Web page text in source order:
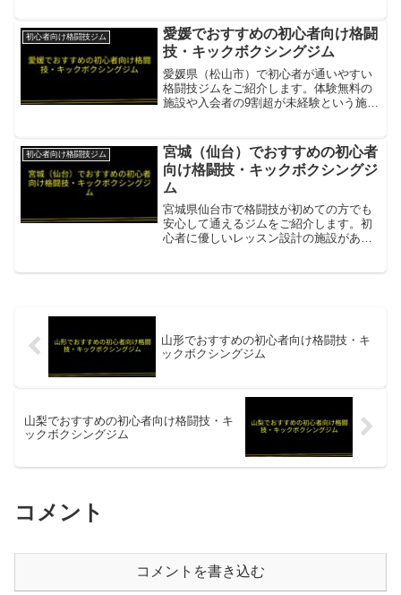
が指導・長期契約なし・安心スタート項
目内...
初心者向け格闘技ジム
愛媛でおすすめの初心者向け格闘
技・キックボクシングジム
愛媛県（松山市）で初心者が通いやすい
格闘技ジムをご紹介します。体験無料の
施設や入会者の9割超が未経験という施設
シング・MMA・キッズ・女性クラスあ
り。...
初心者向け格闘技ジム
宮城（仙台）でおすすめの初心者
向け格闘技・キックボクシングジ
ム
宮城県仙台市で格闘技が初めての方でも
安心して通えるジムをご紹介します。初
心者に優しいレッスン設計の施設があり
山形でおすすめの初心者向け格闘技・キ
ックボクシングジム
山梨でおすすめの初心者向け格闘技・キ
ックボクシングジム
コメント
コメントを書き込む